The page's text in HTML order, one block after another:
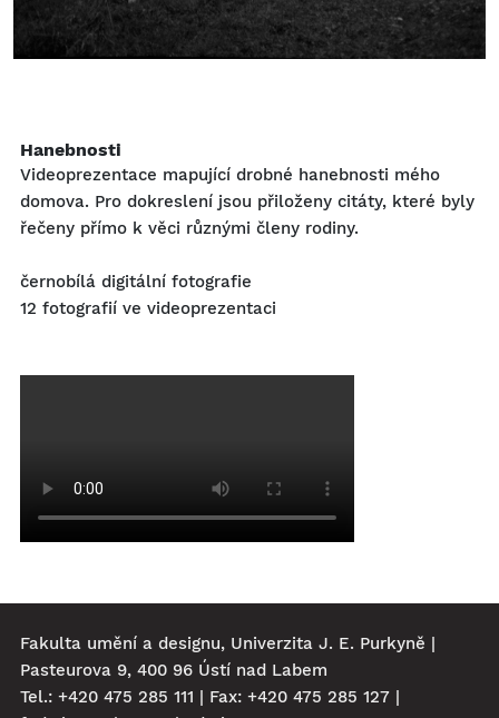
Hanebnosti
Videoprezentace mapující drobné hanebnosti mého
domova. Pro dokreslení jsou přiloženy citáty, které byly
řečeny přímo k věci různými členy rodiny.
černobílá digitální fotografie
12 fotografií ve videoprezentaci
Fakulta umění a designu, Univerzita J. E. Purkyně |
Pasteurova 9, 400 96 Ústí nad Labem
Tel.: +420 475 285 111 | Fax: +420 475 285 127 |